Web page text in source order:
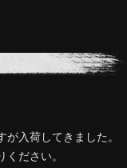
入荷してきました。
ださい。